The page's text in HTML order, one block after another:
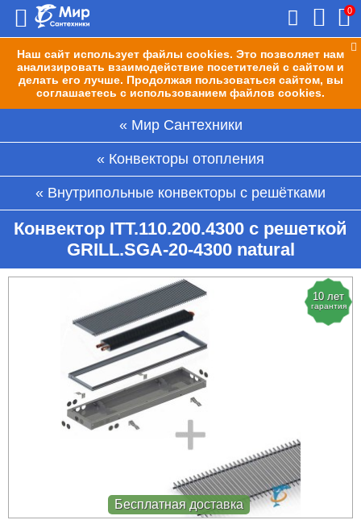
Наш сайт использует файлы cookies. Это позволяет нам
анализировать взаимодействие посетителей с сайтом и
делать его лучше. Продолжая пользоваться сайтом, вы
соглашаетесь с использованием файлов cookies.
0
Мир Сантехники
Конвекторы отопления
Внутрипольные конвекторы с решётками
Конвектор ITT.110.200.4300 с решеткой
GRILL.SGA-20-4300 natural
10 лет
гарантия
Бесплатная доставка